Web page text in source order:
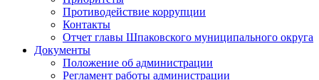
Противодействие коррупции
Контакты
Отчет главы Шпаковского муниципального округа
Документы
Положение об администрации
Регламент работы администрации